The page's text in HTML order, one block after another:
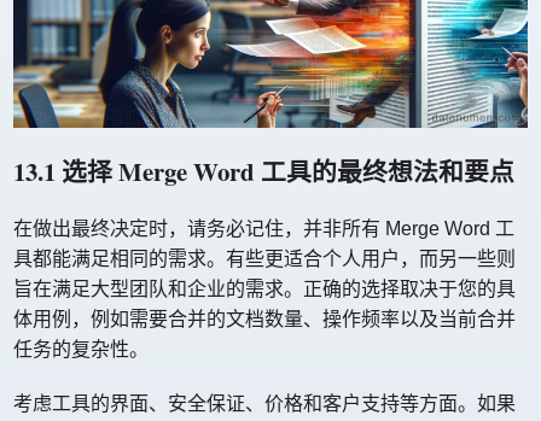
13.1 选择 Merge Word 工具的最终想法和要点
在做出最终决定时，请务必记住，并非所有 Merge Word 工
具都能满足相同的需求。有些更适合个人用户，而另一些则
旨在满足大型团队和企业的需求。正确的选择取决于您的具
体用例，例如需要合并的文档数量、操作频率以及当前合并
任务的复杂性。
考虑工具的界面、安全保证、价格和客户支持等方面。如果